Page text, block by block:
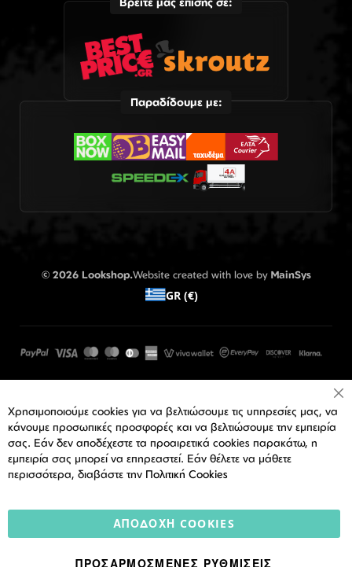
Παραδίδουμε με:
© 2026 Lookshop.Website created with love by MainSys
GR (€)
Χρησιμοποιούμε cookies για να βελτιώσουμε τις υπηρεσίες μας, να
κάνουμε προσωπικές προσφορές και να βελτιώσουμε την εμπειρία
σας. Εάν δεν αποδέχεστε τα προαιρετικά cookies παρακάτω, η
εμπειρία σας μπορεί να επηρεαστεί. Εάν θέλετε να μάθετε
περισσότερα, διαβάστε την Πολιτική Cookies
ΑΠΟΔΟΧΉ COOKIES
ΠΡΟΣΑΡΜΟΣΜΈΝΕΣ ΡΥΘΜΊΣΕΙΣ